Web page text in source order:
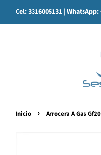
Cel: 3316005131 | WhatsApp:
Inicio › Arrocera A Gas